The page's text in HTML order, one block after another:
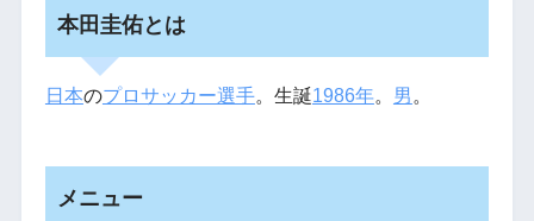
本田圭佑とは
日本のプロサッカー選手。生誕1986年。 男 。
メニュー